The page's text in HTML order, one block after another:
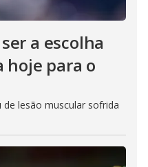
a escolha
hoje para o
lesão muscular sofrida